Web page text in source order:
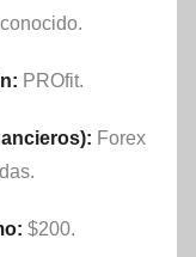
PROfit.
Forex
$200.